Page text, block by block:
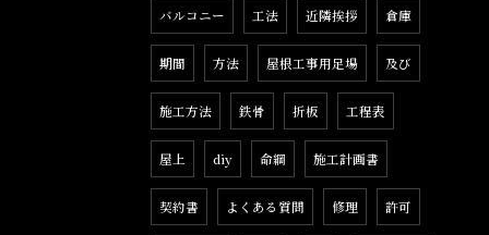
バルコニー 工法 近隣挨拶 倉庫
期間 方法 屋根工事用足場 及び
施工方法 鉄骨 折板 工程表
屋上 diy 命綱 施工計画書
契約書 よくある質問 修理 許可